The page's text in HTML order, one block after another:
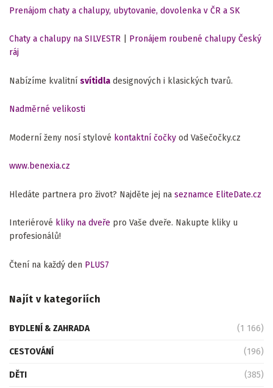
Prenájom chaty a chalupy, ubytovanie, dovolenka v ČR a SK
Chaty a chalupy na SILVESTR
Pronájem roubené chalupy Český
ráj
Nabízíme kvalitní svítidla designových i klasických tvarů.
Nadměrné velikosti
Moderní ženy nosí stylové kontaktní čočky od Vašečočky.cz
www.benexia.cz
Hledáte partnera pro život? Najděte jej na seznamce EliteDate.cz
Interiérové kliky na dveře pro Vaše dveře. Nakupte kliky u
profesionálů!
Čtení na každý den PLUS7
Najít v kategoriích
BYDLENÍ & ZAHRADA (1 166)
CESTOVÁNÍ (196)
DĚTI (385)